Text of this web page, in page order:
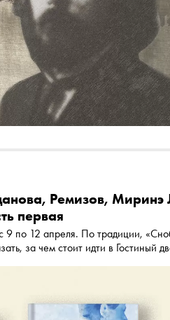
Ремизов, Миринэ
первая
по 12 апреля. По традиции,
за чем стоит идти в Гостиный